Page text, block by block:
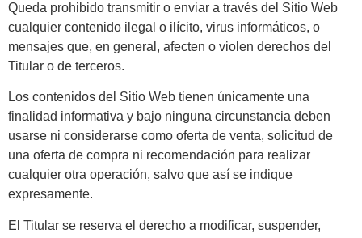
Queda prohibido transmitir o enviar a través del Sitio Web
cualquier contenido ilegal o ilícito, virus informáticos, o
mensajes que, en general, afecten o violen derechos del
Titular o de terceros.
Los contenidos del Sitio Web tienen únicamente una
finalidad informativa y bajo ninguna circunstancia deben
usarse ni considerarse como oferta de venta, solicitud de
una oferta de compra ni recomendación para realizar
cualquier otra operación, salvo que así se indique
expresamente.
El Titular se reserva el derecho a modificar, suspender,